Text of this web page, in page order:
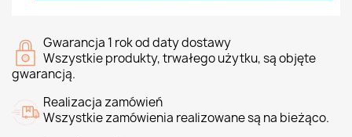
Gwarancja 1 rok od daty dostawy
Wszystkie produkty, trwałego użytku, są objęte
gwarancją.
Realizacja zamówień
Wszystkie zamówienia realizowane są na bieżąco.